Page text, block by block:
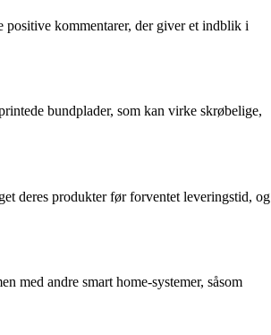
positive kommentarer, der giver et indblik i
bundplader, som kan virke skrøbelige,
deres produkter før forventet leveringstid, og
med andre smart home-systemer, såsom